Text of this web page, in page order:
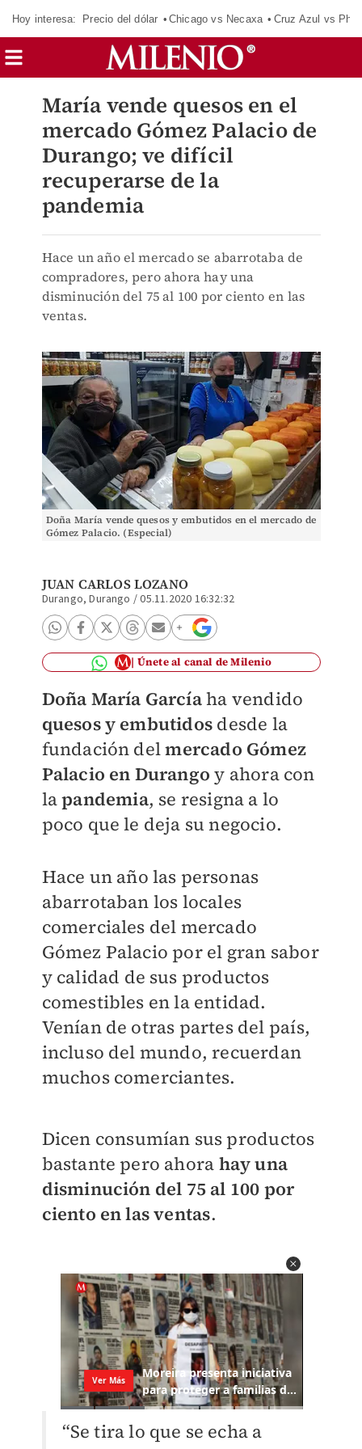
Hoy interesa: Precio del dólar Chicago vs Necaxa Cruz Azul vs
María vende quesos en el
mercado Gómez Palacio de
Durango; ve difícil
recuperarse de la
pandemia
Hace un año el mercado se abarrotaba de
compradores, pero ahora hay una
disminución del 75 al 100 por ciento en las
ventas.
Doña María vende quesos y embutidos en el mercado de
Gómez Palacio. (Especial)
JUAN CARLOS LOZANO
Durango, Durango /05.11.2020 16:32:32
Únete al canal de Milenio
Doña María Garcíaha vendido
quesos y embutidos desde la
fundación delmercado Gómez
Palacio en Durango y ahora con
lapandemia, se resigna a lo
poco que le deja su negocio.
Hace un año las personas
abarrotaban los locales
comerciales del mercado
Gómez Palacio por el gran sabor
y calidad de sus productos
comestibles en la entidad.
Venían de otras partes del país,
incluso del mundo, recuerdan
muchos comerciantes.
Dicen consumían sus productos
bastante pero ahora hay una
disminución del 75 al 100 por
ciento en las ventas.
“Se tira lo que se echa a